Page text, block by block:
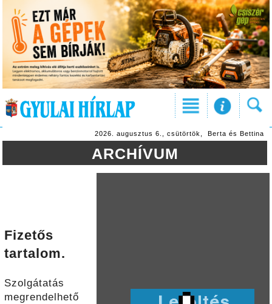
2026. augusztus 6., csütörtök, Berta és Bettina
ARCHÍVUM
Fizetős
tartalom.
Szolgátatás
megrendelhető